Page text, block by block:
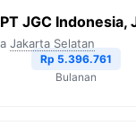
JGC Indonesia,
Jakarta Selatan
Rp 5.396.761
Bulanan